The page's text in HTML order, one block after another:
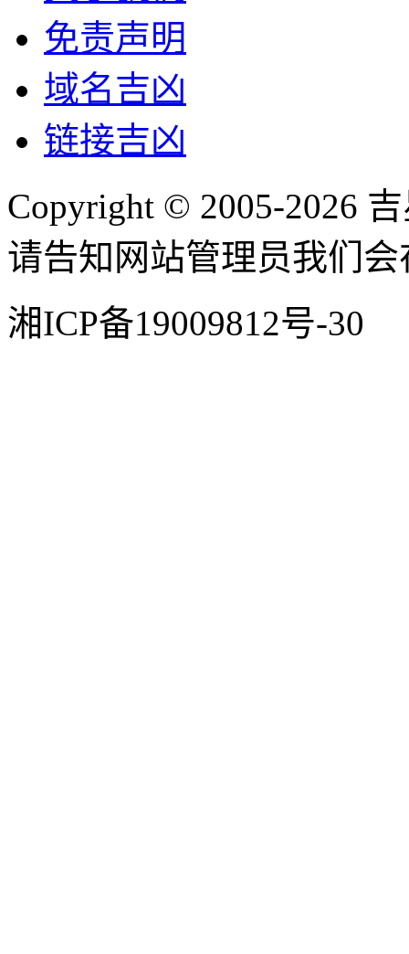
免责声明
域名吉凶
链接吉凶
Copyright © 2005-2026
请告知网站管理员我们
湘ICP备19009812号-30